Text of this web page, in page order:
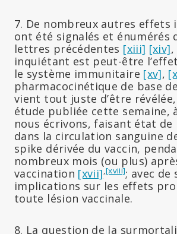
7. De nombreux autres effets
ont été signalés et énumérés
lettres précédentes [xiii] [xiv]
inquiétant est peut-être
le système immunitaire [xv],
pharmacocinétique de base
vient tout juste d’être révélée,
étude publiée cette semaine,
nous écrivons, faisant état de
dans la circulation sanguine
spike dérivée du vaccin,
nombreux mois (ou plus)
vaccination [xvii],[xviii]; avec de
implications sur les effets
toute lésion vaccinale.
8. La question de la